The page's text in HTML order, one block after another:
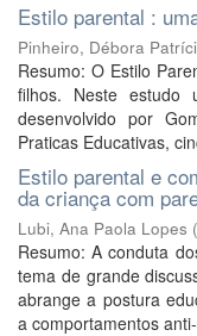
Estilo parental :
Pinheiro, Débora
Resumo: O Estilo
filhos. Neste estudo
desenvolvido por
Praticas Educativas,
Estilo parental e
da criança com
Lubi, Ana Paola Lopes (
Resumo: A conduta
tema de grande
abrange a postura
a comportamentos